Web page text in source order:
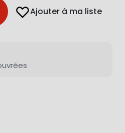
Ajouter à ma liste